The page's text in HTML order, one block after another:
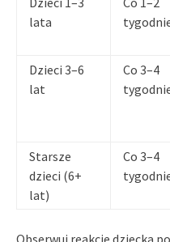
lata
Dzieci 3–6
lat
Co 3–4
Starsze
dzieci (6+
lat)
Co 3–4
Obserwuj reakcje dziecka